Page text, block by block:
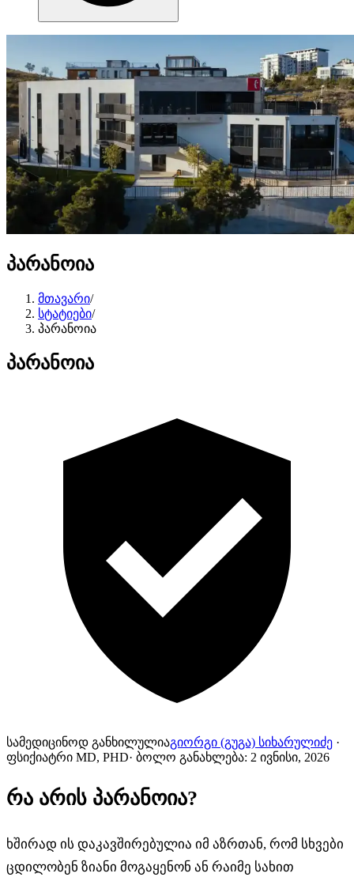
პარანოია
მთავარი/
სტატიები/
პარანოია
პარანოია
სამედიცინოდ განხილულიაგიორგი (გუგა) სიხარულიძე ·
ფსიქიატრი MD, PHD· ბოლო განახლება: 2 ივნისი, 2026
რა არის პარანოია?
ხშირად ის დაკავშირებულია იმ აზრთან, რომ სხვები
ცდილობენ ზიანი მოგაყენონ ან რაიმე სახით